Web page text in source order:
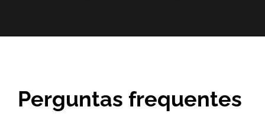
Perguntas frequentes